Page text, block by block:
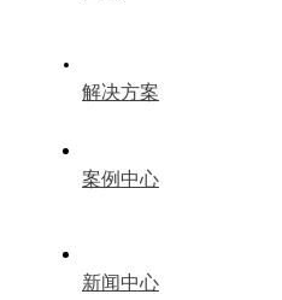
解决方案
案例中心
新闻中心